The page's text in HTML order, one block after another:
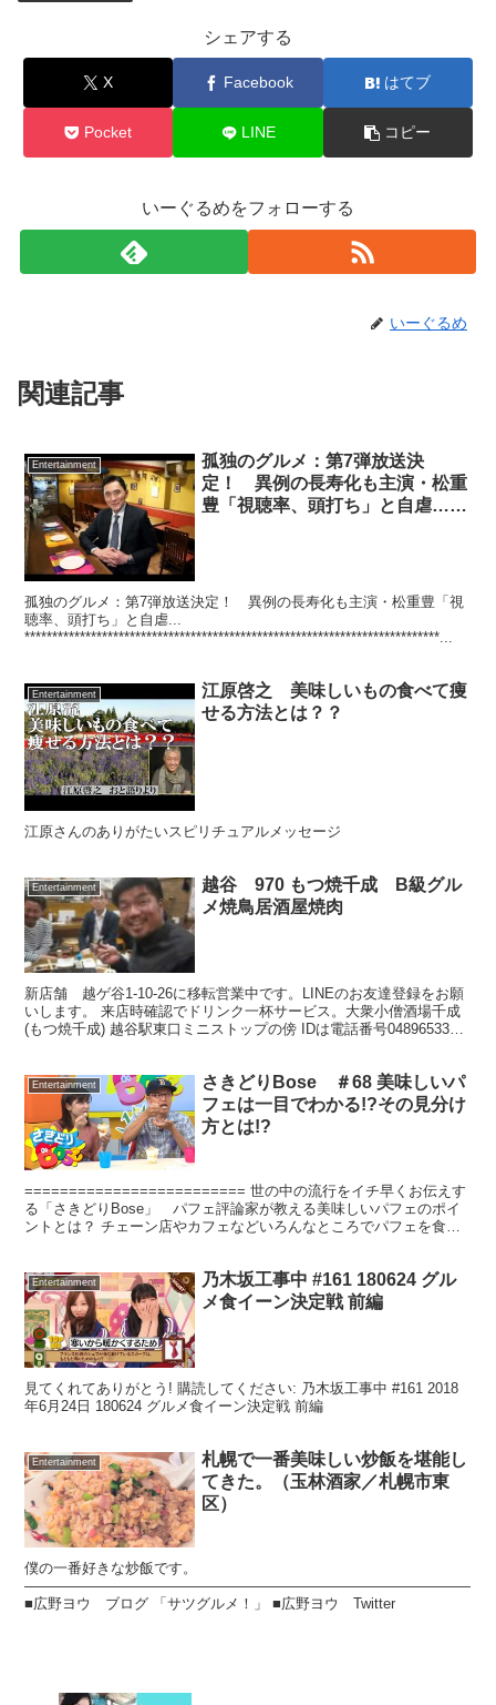
シェアする
X Facebook はてブ
Pocket LINE コピー
いーぐるめをフォローする
いーぐるめ
関連記事
Entertainment
孤独のグルメ：第7弾放送決
定！ 異例の長寿化も主演・松重
豊「視聴率、頭打ち」と自虐……
孤独のグルメ：第7弾放送決定！ 異例の長寿化も主演・松重豊「視
聴率、頭打ち」と自虐...
***************************************************************************...
Entertainment
江原啓之 美味しいもの食べて痩
せる方法とは？？
江原さんのありがたいスピリチュアルメッセージ
Entertainment
越谷 970 もつ焼千成 B級グル
メ焼鳥居酒屋焼肉
新店舗 越ゲ谷1-10-26に移転営業中です。LINEのお友達登録をお願
いします。 来店時確認でドリンク一杯サービス。大衆小僧酒場千成
(もつ焼千成) 越谷駅東口ミニストップの傍 IDは電話番号0489653309
Entertainment
さきどりBose ＃68 美味しいパ
フェは一目でわかる!?その見分け
方とは!?
========================= 世の中の流行をイチ早くお伝えす
る「さきどりBose」 パフェ評論家が教える美味しいパフェのポイ
ントとは？ チェーン店やカフェなどいろんなところでパフェを食べ
Entertainment
乃木坂工事中 #161 180624 グル
メ食イーン決定戦 前編
見てくれてありがとう! 購読してください: 乃木坂工事中 #161 2018
年6月24日 180624 グルメ食イーン決定戦 前編
Entertainment
札幌で一番美味しい炒飯を堪能し
てきた。（玉林酒家／札幌市東
区）
僕の一番好きな炒飯です。
———————————————————————————————
■広野ヨウ ブログ 「サツグルメ！」 ■広野ヨウ Twitter